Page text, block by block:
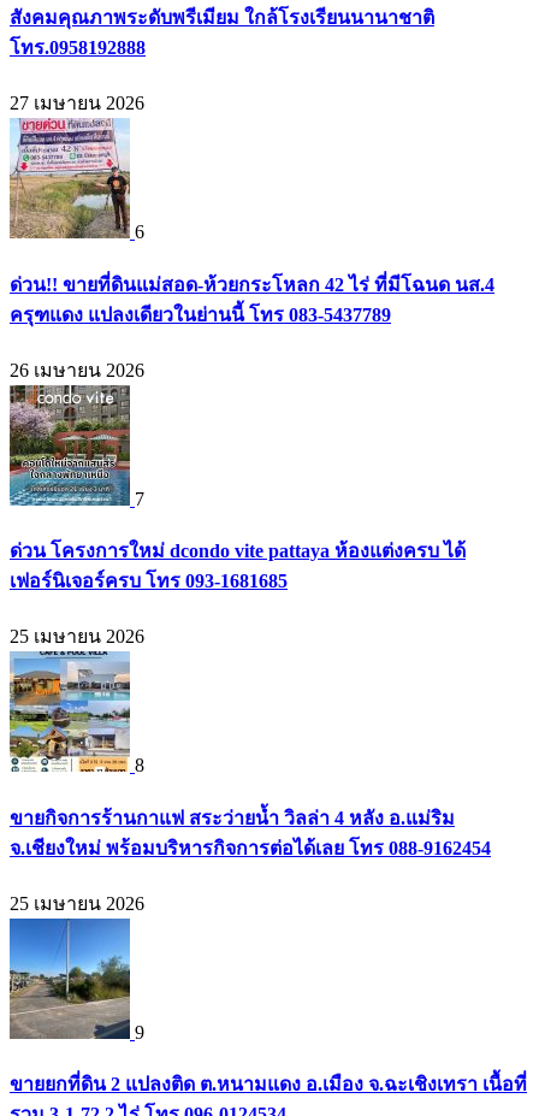
สังคมคุณภาพระดับพรีเมียม ใกล้โรงเรียนนานาชาติ
โทร.0958192888
27 เมษายน 2026
6
ด่วน!! ขายที่ดินแม่สอด-ห้วยกระโหลก 42 ไร่ ที่มีโฉนด นส.4
ครุฑแดง แปลงเดียวในย่านนี้ โทร 083-5437789
26 เมษายน 2026
7
ด่วน โครงการใหม่ dcondo vite pattaya ห้องแต่งครบ ได้
เฟอร์นิเจอร์ครบ โทร 093-1681685
25 เมษายน 2026
8
ขายกิจการร้านกาแฟ สระว่ายน้ำ วิลล่า 4 หลัง อ.แม่ริม
จ.เชียงใหม่ พร้อมบริหารกิจการต่อได้เลย โทร 088-9162454
25 เมษายน 2026
9
ขายยกที่ดิน 2 แปลงติด ต.หนามแดง อ.เมือง จ.ฉะเชิงเทรา เนื้อที่